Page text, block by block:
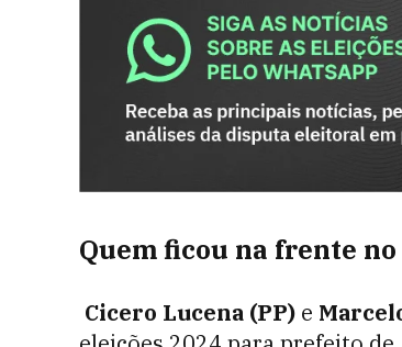
Quem ficou na frente no
Cicero Lucena (PP) e